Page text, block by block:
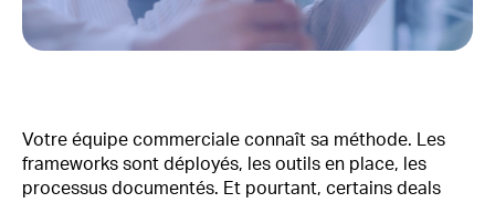
Votre équipe commerciale connaît sa méthode. Les
frameworks sont déployés, les outils en place, les
processus documentés. Et pourtant, certains deals